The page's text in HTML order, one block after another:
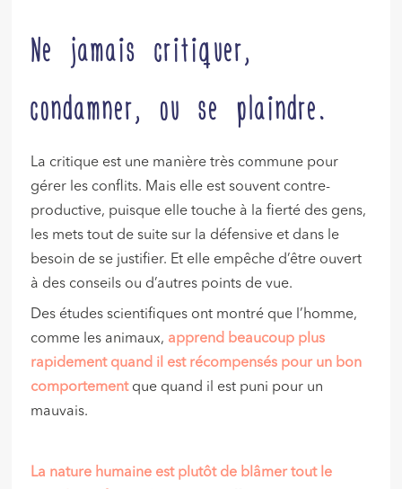
Ne jamais critiquer,
condamner, ou se plaindre.
La critique est une manière très commune pour
gérer les conflits. Mais elle est souvent contre-
productive, puisque elle touche à la fierté des gens,
les mets tout de suite sur la défensive et dans le
besoin de se justifier. Et elle empêche d’être ouvert
à des conseils ou d’autres points de vue.
Des études scientifiques ont montré que l’homme,
comme les animaux, apprend beaucoup plus
rapidement quand il est récompensés pour un bon
comportementque quand il est puni pour un
mauvais.
La nature humaine est plutôt de blâmer tout le